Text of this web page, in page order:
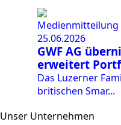
Medienmitteilung
25.06.2026
GWF AG
erweitert
Das Luzerner
britischen Smar...
Unser Unternehmen